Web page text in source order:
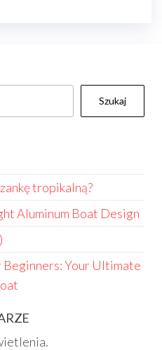
Szukaj
tropikalną?
Aluminum Boat Design
Beginners: Your Ultimate